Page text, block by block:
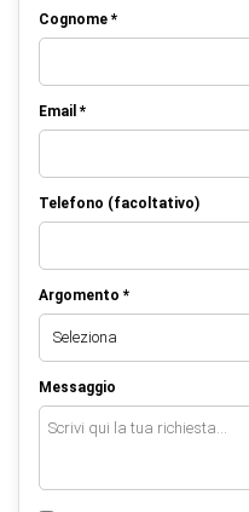
Cognome *
Email *
Telefono (facoltativo)
Argomento *
Messaggio